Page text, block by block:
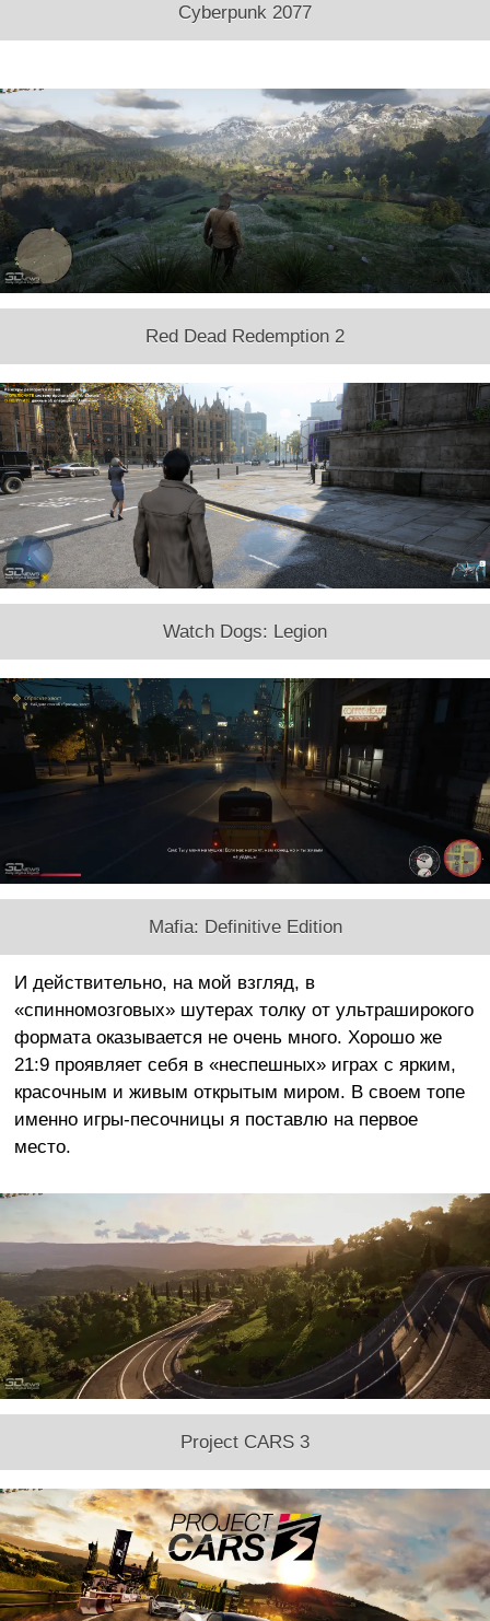
Cyberpunk 2077
Red Dead Redemption 2
Watch Dogs: Legion
Mafia: Definitive Edition
И действительно, на мой взгляд, в
«спинномозговых» шутерах толку от ультраширокого
формата оказывается не очень много. Хорошо же
21:9 проявляет себя в «неспешных» играх с ярким,
красочным и живым открытым миром. В своем топе
именно игры-песочницы я поставлю на первое
место.
Project CARS 3